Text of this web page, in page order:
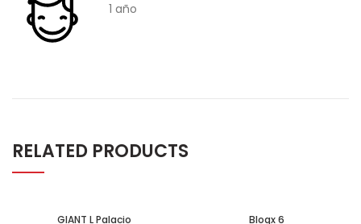
1 año
RELATED PRODUCTS
GIANT L Palacio Bloqx 6